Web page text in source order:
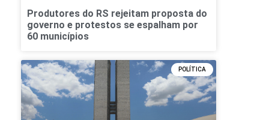
Produtores do RS rejeitam proposta do
governo e protestos se espalham por
60 municípios
POLÍTICA